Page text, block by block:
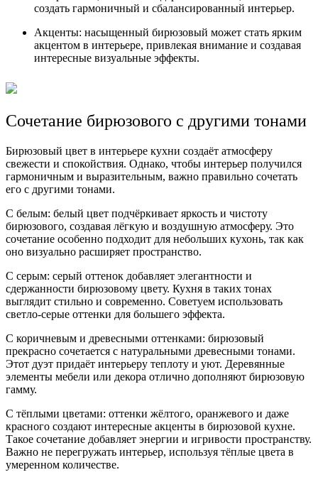
создать гармоничный и сбалансированный интерьер.
Акценты: насыщенный бирюзовый может стать ярким
акцентом в интерьере, привлекая внимание и создавая
интересные визуальные эффекты.
Сочетание бирюзового с другими тонами
Бирюзовый цвет в интерьере кухни создаёт атмосферу
свежести и спокойствия. Однако, чтобы интерьер получился
гармоничным и выразительным, важно правильно сочетать
его с другими тонами.
С белым: белый цвет подчёркивает яркость и чистоту
бирюзового, создавая лёгкую и воздушную атмосферу. Это
сочетание особенно подходит для небольших кухонь, так как
оно визуально расширяет пространство.
С серым: серый оттенок добавляет элегантности и
сдержанности бирюзовому цвету. Кухня в таких тонах
выглядит стильно и современно. Советуем использовать
светло-серые оттенки для большего эффекта.
С коричневым и древесными оттенками: бирюзовый
прекрасно сочетается с натуральными древесными тонами.
Этот дуэт придаёт интерьеру теплоту и уют. Деревянные
элементы мебели или декора отлично дополняют бирюзовую
гамму.
С тёплыми цветами: оттенки жёлтого, оранжевого и даже
красного создают интересные акценты в бирюзовой кухне.
Такое сочетание добавляет энергии и игривости пространству.
Важно не перегружать интерьер, используя тёплые цвета в
умеренном количестве.